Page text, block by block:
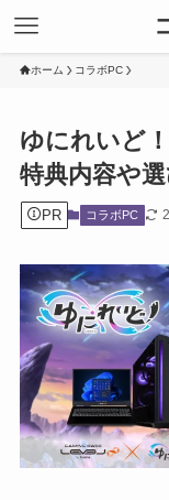
ホーム コラボPC
ゆにれいど
特典内容や
PR コラボPC